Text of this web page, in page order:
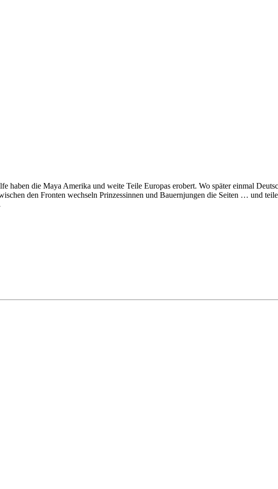
haben die Maya Amerika und weite Teile Europas erobert. Wo später einmal
den Fronten wechseln Prinzessinnen und Bauernjungen die Seiten … und